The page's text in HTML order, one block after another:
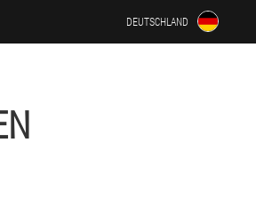
DEUTSCHLAND